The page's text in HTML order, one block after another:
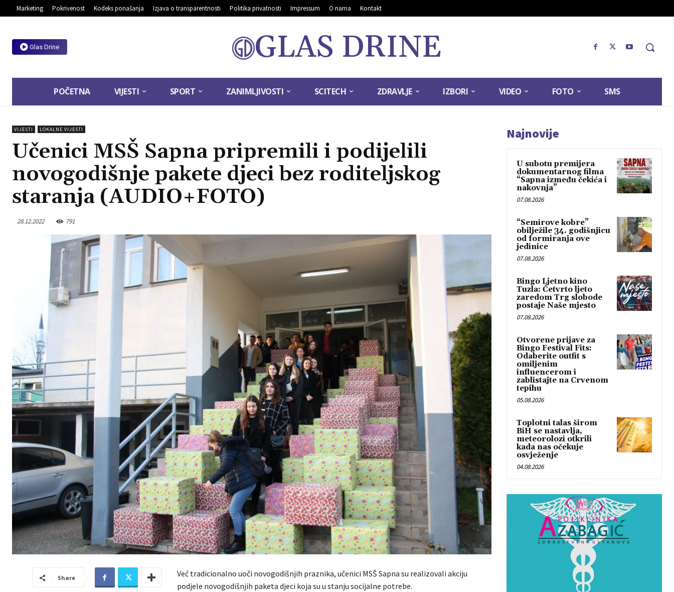
Marketing Pokrivenost Kodeks ponašanja Izjava o transparentnosti Politika privatnosti Impressum O nama Kontakt
Glas Drine GLAS DRINE
POČETNA VIJESTI SPORT ZANIMLJIVOSTI SCITECH ZDRAVLJE IZBORI VIDEO FOTO SMS
VIJESTI LOKALNE VIJESTI
Učenici MSŠ Sapna pripremili i podijelili
novogodišnje pakete djeci bez roditeljskog
staranja (AUDIO+FOTO)
28.12.2022 791
Share
Već tradicionalno uoči novogodišnjih praznika, učenici MSŠ Sapna su realizovali akciju
podjele novogodišnjih paketa djeci koja su u stanju socijalne potrebe.
Najnovije
U subotu premijera
dokumentarnog filma
“Sapna između čekića i
nakovnja”
07.08.2026
“Semirove kobre”
obilježile 34. godišnjicu
od formiranja ove
jedinice
07.08.2026
Bingo Ljetno kino
Tuzla: Četvrto ljeto
zaredom Trg slobode
postaje Naše mjesto
07.08.2026
Otvorene prijave za
Bingo Festival Fits:
Odaberite outfit s
omiljenim
influencerom i
zablistajte na Crvenom
tepihu
05.08.2026
Toplotni talas širom
BiH se nastavlja,
meteorolozi otkrili
kada nas očekuje
osvježenje
04.08.2026